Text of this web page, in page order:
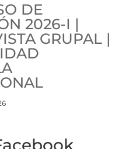
DE
2026-I |
GRUPAL |